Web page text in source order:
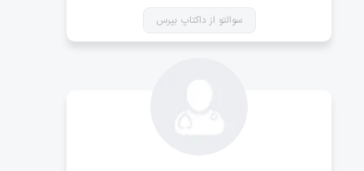
سوالتو از داکتاپ بپرس